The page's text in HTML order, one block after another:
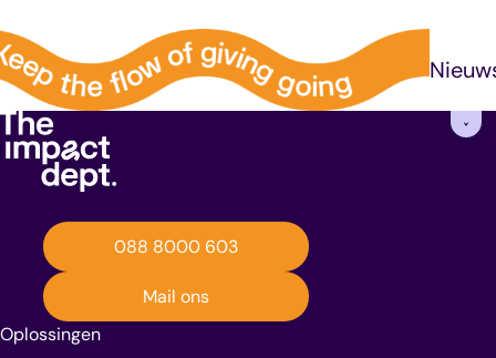
088 8000 603
Mail ons
Oplossingen